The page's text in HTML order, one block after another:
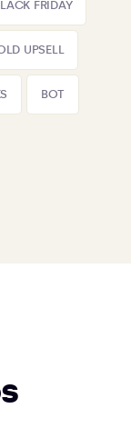
FRIDAY
UPSELL
BOT